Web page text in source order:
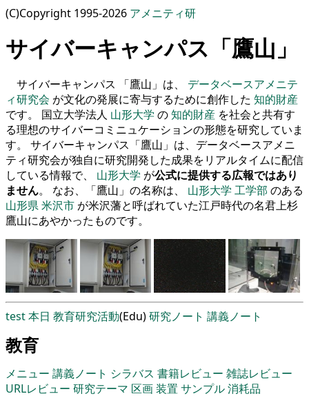
(C)Copyright 1995-2026 アメニティ研
サイバーキャンパス「鷹山」
サイバーキャンパス 「鷹山」は、 データベースアメニテ
ィ研究会 が文化の発展に寄与するために創作した 知的財産
です。 国立大学法人 山形大学 の知的財産 を社会と共有す
る理想のサイバーコミニュケーションの形態を研究していま
す。 サイバーキャンパス「鷹山」は、データベースアメニ
ティ研究会が独自に研究開発した成果をリアルタイムに配信
している情報で、 山形大学 が公式に提供する広報ではあり
ません。 なお、「鷹山」の名称は、 山形大学 工学部 のある
山形県米沢市 が米沢藩と呼ばれていた江戸時代の名君上杉
鷹山にあやかったものです。
test本日 教育研究活動(Edu)研究ノート 講義ノート
教育
メニュー 講義ノート シラバス 書籍レビュー 雑誌レビュー
URLレビュー 研究テーマ 区画装置サンプル消耗品